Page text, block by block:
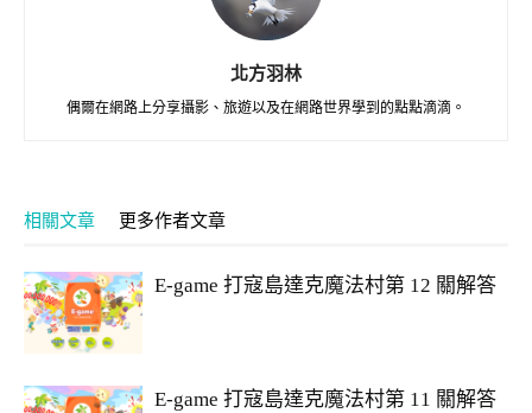
北方羽林
偶爾在網路上分享攝影、旅遊以及在網路世界學到的點點滴滴。
相關文章 更多作者文章
E-game 打寇島達克魔法村第 12 關解答
E-game 打寇島達克魔法村第 11 關解答